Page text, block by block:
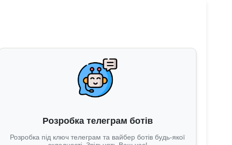
Розробка телеграм ботів
Розробка під ключ телеграм та вайбер ботів будь-якої